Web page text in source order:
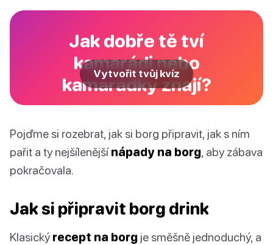
Jak dobře tě tví
kamarádi nebo
kamarádky znají?
Vytvořit tvůj kvíz
Pojďme si rozebrat, jak si borg připravit, jak s ním
pařit a ty nejšílenějšínápady na borg, aby zábava
pokračovala.
Jak si připravit borg drink
Klasický recept na borg je směšně jednoduchý, a